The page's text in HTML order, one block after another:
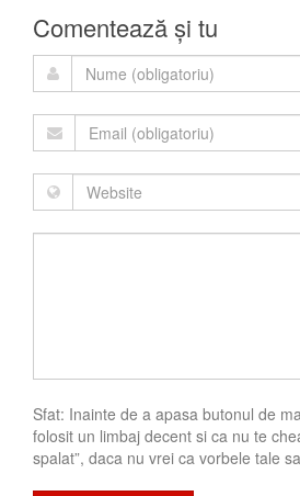
Comentează și tu
Sfat: Inainte de a apasa butonul de
folosit un limbaj decent si ca nu te
spalat”, daca nu vrei ca vorbele tale